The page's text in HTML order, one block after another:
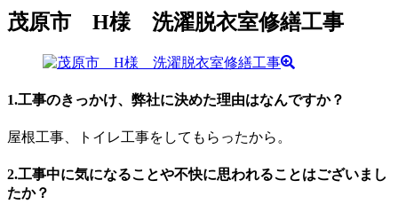
茂原市 H様 洗濯脱衣室修繕工事
1.工事のきっかけ、弊社に決めた理由はなんですか？
屋根工事、トイレ工事をしてもらったから。
2.工事中に気になることや不快に思われることはございまし
たか？